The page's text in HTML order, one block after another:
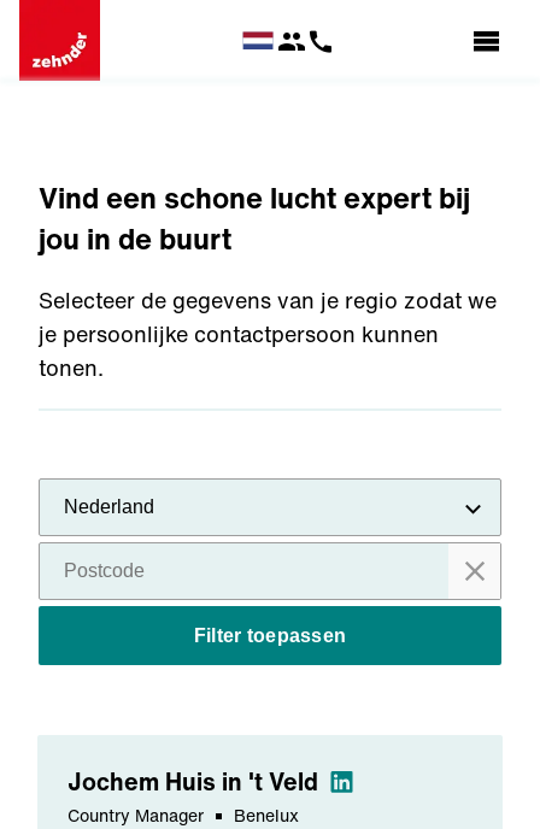
Vind een schone lucht expert bij
jou in de buurt
Selecteer de gegevens van je regio zodat we
je persoonlijke contactpersoon kunnen
tonen.
Filter toepassen
Jochem Huis in 't Veld
Country Manager Benelux